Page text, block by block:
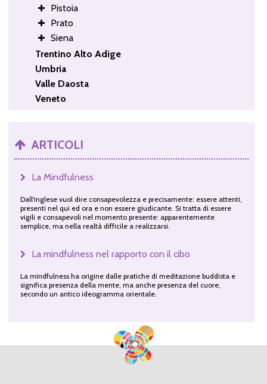
Pistoia
Prato
Siena
Trentino Alto Adige
Umbria
Valle Daosta
Veneto
ARTICOLI
La Mindfulness
Dall'inglese vuol dire consapevolezza e precisamente: essere attenti,
presenti nel qui ed ora e non essere giudicante. Si tratta di essere
vigili e consapevoli nel momento presente: apparentemente
semplice, ma nella realtà difficile a realizzarsi.
La mindfulness nel rapporto con il cibo
La mindfulness ha origine dalle pratiche di meditazione buddista e
significa presenza della mente, ma anche presenza del cuore,
secondo un antico ideogramma orientale.